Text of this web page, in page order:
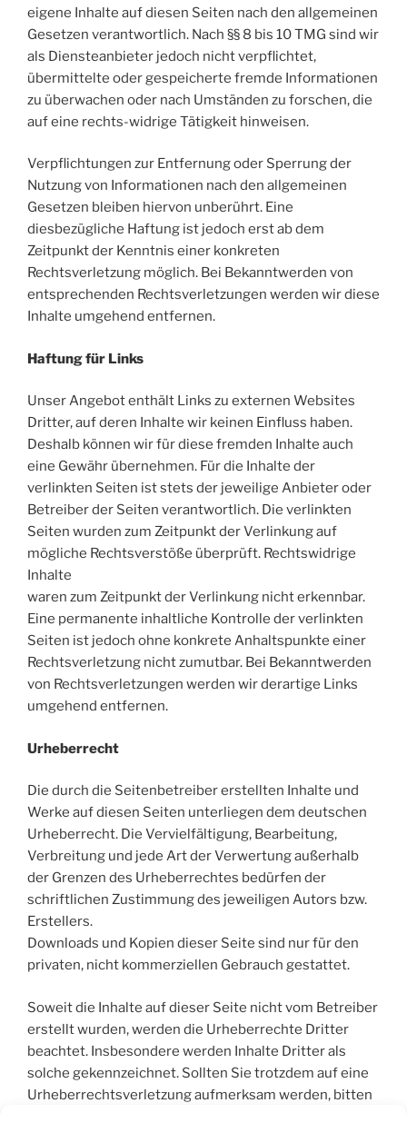
eigene Inhalte auf diesen Seiten nach den allgemeinen
Gesetzen verantwortlich. Nach §§ 8 bis 10 TMG sind wir
als Diensteanbieter jedoch nicht verpflichtet,
übermittelte oder gespeicherte fremde Informationen
zu überwachen oder nach Umständen zu forschen, die
auf eine rechts-widrige Tätigkeit hinweisen.
Verpflichtungen zur Entfernung oder Sperrung der
Nutzung von Informationen nach den allgemeinen
Gesetzen bleiben hiervon unberührt. Eine
diesbezügliche Haftung ist jedoch erst ab dem
Zeitpunkt der Kenntnis einer konkreten
Rechtsverletzung möglich. Bei Bekanntwerden von
entsprechenden Rechtsverletzungen werden wir diese
Inhalte umgehend entfernen.
Haftung für Links
Unser Angebot enthält Links zu externen Websites
Dritter, auf deren Inhalte wir keinen Einfluss haben.
Deshalb können wir für diese fremden Inhalte auch
eine Gewähr übernehmen. Für die Inhalte der
verlinkten Seiten ist stets der jeweilige Anbieter oder
Betreiber der Seiten verantwortlich. Die verlinkten
Seiten wurden zum Zeitpunkt der Verlinkung auf
mögliche Rechtsverstöße überprüft. Rechtswidrige
Inhalte
waren zum Zeitpunkt der Verlinkung nicht erkennbar.
Eine permanente inhaltliche Kontrolle der verlinkten
Seiten ist jedoch ohne konkrete Anhaltspunkte einer
Rechtsverletzung nicht zumutbar. Bei Bekanntwerden
von Rechtsverletzungen werden wir derartige Links
umgehend entfernen.
Urheberrecht
Die durch die Seitenbetreiber erstellten Inhalte und
Werke auf diesen Seiten unterliegen dem deutschen
Urheberrecht. Die Vervielfältigung, Bearbeitung,
Verbreitung und jede Art der Verwertung außerhalb
der Grenzen des Urheberrechtes bedürfen der
schriftlichen Zustimmung des jeweiligen Autors bzw.
Erstellers.
Downloads und Kopien dieser Seite sind nur für den
privaten, nicht kommerziellen Gebrauch gestattet.
Soweit die Inhalte auf dieser Seite nicht vom Betreiber
erstellt wurden, werden die Urheberrechte Dritter
beachtet. Insbesondere werden Inhalte Dritter als
solche gekennzeichnet. Sollten Sie trotzdem auf eine
Urheberrechtsverletzung aufmerksam werden, bitten